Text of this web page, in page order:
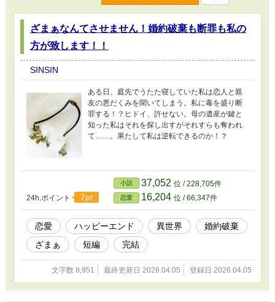
ざまぁなんてさせません！婚約破棄も断罪も私の
方が致します！！
SINSIN
ある日、庭先でうたた寝していた私は恋人と親
友の悪だくみを聞いてしまう。私に毒を盛り断
罪する！？ヒドイ、許せない。母の遺産が鍵と
知った私はそれを探し出すがそれすらも奪われ
て……。果たして私は逆転できるのか！？
24h.ポイント 7pt
小説 37,052 位 / 228,705件
恋愛 16,204 位 / 66,347件
恋愛 ハッピーエンド 異世界
婚約破棄
ざまぁ
短編 完結
文字数 8,951 最終更新日 2026.04.05 登録日 2026.04.05